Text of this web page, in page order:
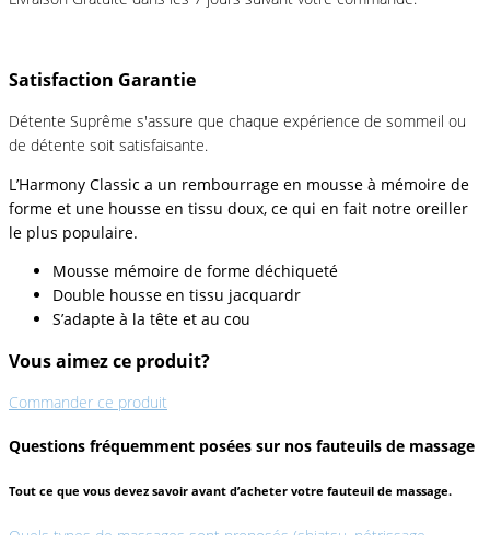
Satisfaction Garantie
Détente Suprême s'assure que chaque expérience de sommeil ou
de détente soit satisfaisante.
L’Harmony Classic a un rembourrage en mousse à mémoire de
forme et une housse en tissu doux, ce qui en fait notre oreiller
le plus populaire.
Mousse mémoire de forme déchiqueté
Double housse en tissu jacquardr
S’adapte à la tête et au cou
Vous aimez ce produit?
Commander ce produit
Questions fréquemment posées sur nos fauteuils de massage
Tout ce que vous devez savoir avant d’acheter votre fauteuil de massage.